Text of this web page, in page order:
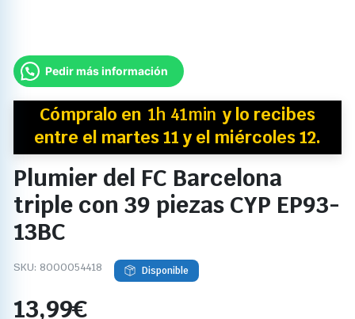
Pedir más información
Cómpralo en 1h 41min y lo recibes
entre el martes 11 y el miércoles 12.
Plumier del FC Barcelona
triple con 39 piezas CYP EP93-
13BC
SKU: 8000054418 Disponible
13,99€